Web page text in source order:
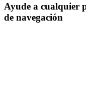
Ayude a cualquier
de navegación